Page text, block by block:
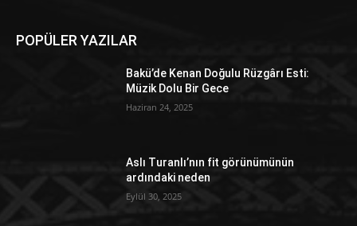
POPÜLER YAZILAR
Bakü’de Kenan Doğulu Rüzgârı Esti:
Müzik Dolu Bir Gece
Haziran 24, 2025
Aslı Turanlı’nın fit görünümünün
ardındaki neden
Eylül 30, 2025